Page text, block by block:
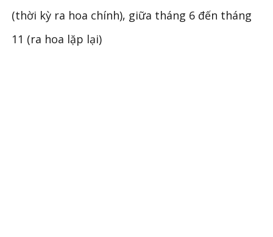
(thời kỳ ra hoa chính), giữa tháng 6 đến tháng
11 (ra hoa lặp lại)